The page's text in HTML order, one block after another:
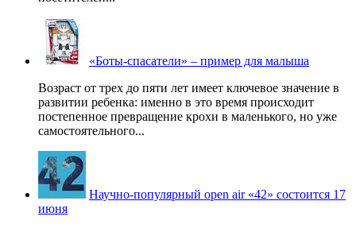
«Боты-спасатели» – пример для малыша
Возраст от трех до пяти лет имеет ключевое значение в
развитии ребенка: именно в это время происходит
постепенное превращение крохи в маленького, но уже
самостоятельного...
Научно-популярный open air «42» состоится 17
июня